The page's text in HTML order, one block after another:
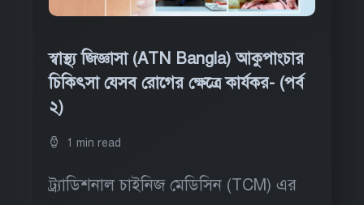
স্বাস্থ্য জিজ্ঞাসা (ATN Bangla) আকুপাংচার
চিকিৎসা যেসব রোগের ক্ষেত্রে কার্যকর- (পর্ব
২)
1 min read
ট্র্যাডিশনাল চাইনিজ মেডিসিন (TCM) এর